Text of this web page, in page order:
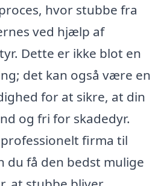
hvor stubbe fra
ved hjælp af
Dette er ikke blot en
det kan også være en
for at sikre, at din
og fri for skadedyr.
firma til
få den bedst mulige